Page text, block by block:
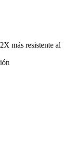
más resistente al